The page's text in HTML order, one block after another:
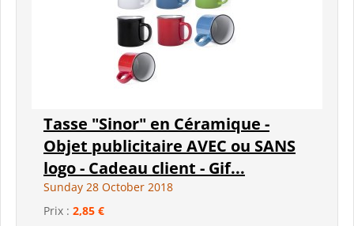
Tasse "Sinor" en Céramique -
Objet publicitaire AVEC ou SANS
logo - Cadeau client - Gif...
Sunday 28 October 2018
Prix : 2,85 €